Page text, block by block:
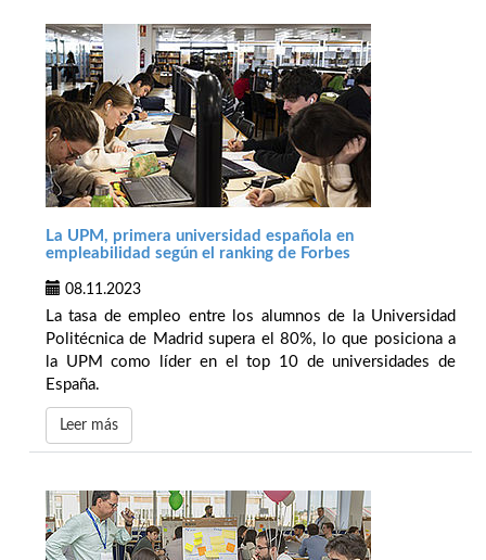
La UPM, primera universidad española en
empleabilidad según el ranking de Forbes
08.11.2023
La tasa de empleo entre los alumnos de la Universidad
Politécnica de Madrid supera el 80%, lo que posiciona a
la UPM como líder en el top 10 de universidades de
España.
Leer más